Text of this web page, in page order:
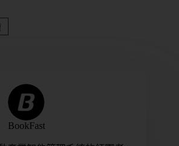
BookFast
期